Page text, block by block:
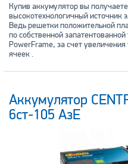
Купив аккумулятор вы получаете
высокотехнологичный источник
Ведь решетки положительной
по собственной запатентованной
PowerFrame, за счет
ячеек .
Аккумулятор
6ст-105 АзЕ